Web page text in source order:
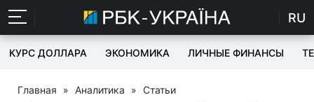
RU
КУРС ДОЛЛАРА ЭКОНОМИКА ЛИЧНЫЕ ФИНАНСЫ
Главная » Аналитика » Статьи